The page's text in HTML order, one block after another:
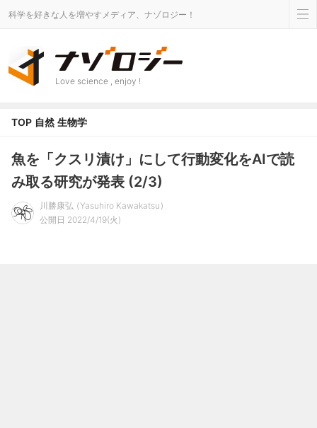
科学を好きな人を増やすメディア、ナゾロジー！
Love science , enjoy !
TOP 自然 生物学
魚を「クスリ漬け」にして行動変化をAIで読
み取る研究が発表 (2/3)
川勝康弘
Yasuhiro Kawakatsu
公開日 2022/4/19(火)